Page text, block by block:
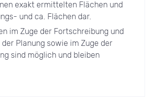
exakt ermittelten Flächen und
und ca. Flächen dar.
im Zuge der Fortschreibung und
Planung sowie im Zuge der
sind möglich und bleiben